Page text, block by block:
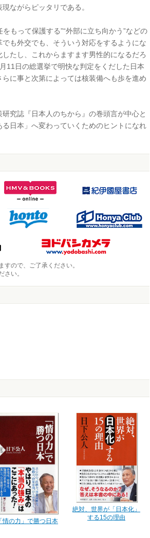
ながらピッタリである。
もって保護する”“外部に立ち向かう”などの
も外交でも、そういう対応をするようにな
たし、これからますます男性的になるだろ
11日の総選挙で明快な判定をくだした日本
に事と次第によっては核装備へも歩を進め
究誌『日本人のちから』の巻頭言が中心と
日本」へ変わっていくためのヒントになれ
ので、ご了承ください。
い。
「情の力」で勝つ日本
絶対、世界が「日本化」
する15の理由